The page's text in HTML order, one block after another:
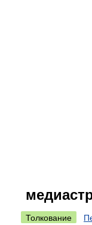
Толкование